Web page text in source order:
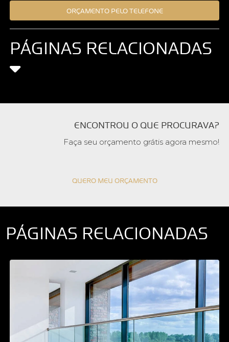
ORÇAMENTO PELO TELEFONE
PÁGINAS RELACIONADAS
ENCONTROU O QUE PROCURAVA?
Faça seu orçamento grátis agora mesmo!
QUERO MEU ORÇAMENTO
PÁGINAS RELACIONADAS